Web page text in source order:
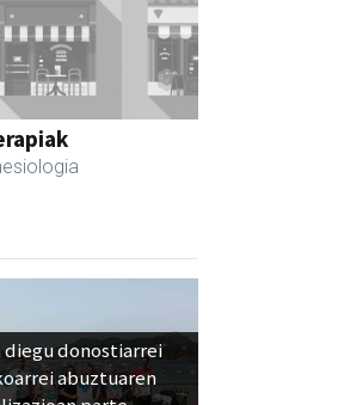
diegu donostiarrei
abuztuaren